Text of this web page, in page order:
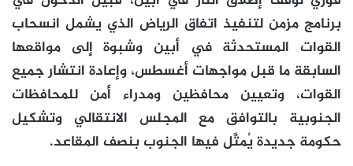
برنامج مزمن لتنفيذ اتفاق الرياض الذي يشمل انسحاب
القوات المستحدثة في أبين وشبوة إلى مواقعها
السابقة ما قبل مواجهات أغسطس، وإعادة انتشار جميع
القوات، وتعيين محافظين ومدراء أمن للمحافظات
الجنوبية بالتوافق مع المجلس الانتقالي وتشكيل
حكومة جديدة يُمثَّل فيها الجنوب بنصف المقاعد.